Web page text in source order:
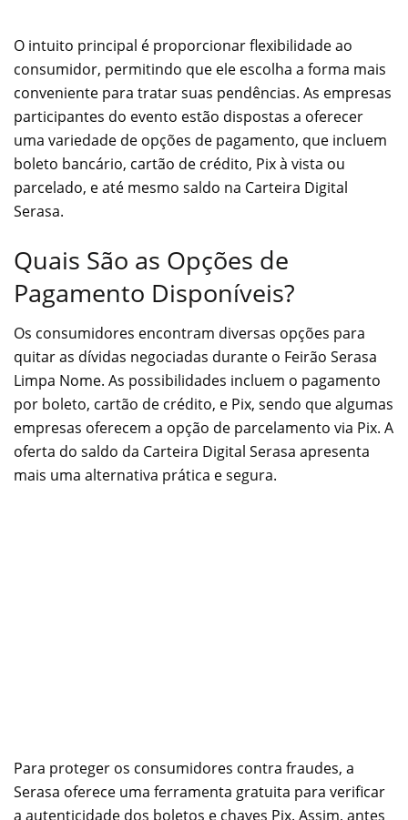
O intuito principal é proporcionar flexibilidade ao
consumidor, permitindo que ele escolha a forma mais
conveniente para tratar suas pendências. As empresas
participantes do evento estão dispostas a oferecer
uma variedade de opções de pagamento, que incluem
boleto bancário, cartão de crédito, Pix à vista ou
parcelado, e até mesmo saldo na Carteira Digital
Serasa.
Quais São as Opções de
Pagamento Disponíveis?
Os consumidores encontram diversas opções para
quitar as dívidas negociadas durante o Feirão Serasa
Limpa Nome. As possibilidades incluem o pagamento
por boleto, cartão de crédito, e Pix, sendo que algumas
empresas oferecem a opção de parcelamento via Pix. A
oferta do saldo da Carteira Digital Serasa apresenta
mais uma alternativa prática e segura.
Para proteger os consumidores contra fraudes, a
Serasa oferece uma ferramenta gratuita para verificar
a autenticidade dos boletos e chaves Pix. Assim, antes